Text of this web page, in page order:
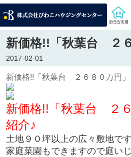
新価格!!「秋葉台 ２６
2017-02-01
新価格!!「秋葉台 ２６８０万円」
新価格!!「秋葉台 ２
紹介♪
土地９０坪以上の広々敷地で
家庭菜園もできますので庭い